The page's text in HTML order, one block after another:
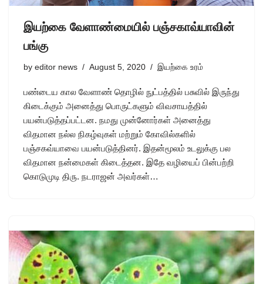
இயற்கை வேளாண்மையில் பஞ்சகாவ்யாவின்
பங்கு
by editor news August 5, 2020 இயற்கை உரம்
பண்டைய கால வேளாண் தொழில் நுட்பத்தில் பசுவில் இருந்து
கிடைக்கும் அனைத்து பொருட்களும் விவசாயத்தில்
பயன்படுத்தப்பட்டன. நமது முன்னோர்கள் அனைத்து
விதமான நல்ல நிகழ்வுகள் மற்றும் கோவில்களில்
பஞ்சகவ்யாவை பயன்படுத்தினர். இதன்மூலம் உடலுக்கு பல
விதமான நன்மைகள் கிடைத்தன. இதே வழியைப் பின்பற்றி
கொடுமுடி திரு. நடராஜன் அவர்கள்…